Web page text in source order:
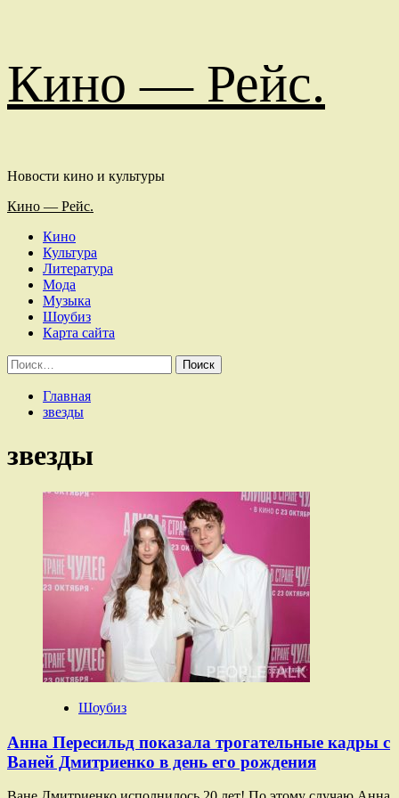
содержимому
Кино — Рейс.
Новости кино и культуры
Основное
Кино — Рейс.
Кино
Культура
Литература
Мода
Музыка
Шоубиз
Карта сайта
Найти:
Главная
звезды
звезды
Шоубиз
Анна Пересильд показала трогательные кадры с
Ваней Дмитриенко в день его рождения